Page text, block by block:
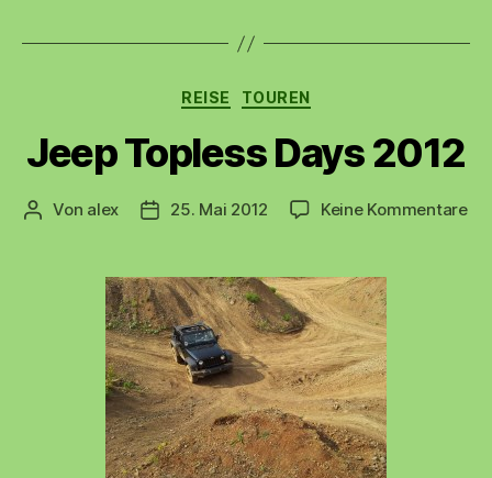
Kategorien
REISE TOUREN
Jeep Topless Days 2012
Beitragsautor
Von alex Beitragsdatum
25. Mai 2012 Keine Kommentarezu